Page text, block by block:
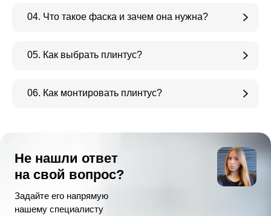
04. Что такое фаска и зачем она нужна?
05. Как выбрать плинтус?
06. Как монтировать плинтус?
Не нашли ответ
на свой вопрос?
Задайте его напрямую
нашему специалисту